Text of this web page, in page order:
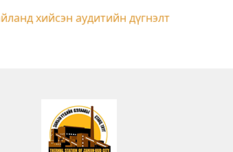
хийсэн аудитийн дүгнэлт